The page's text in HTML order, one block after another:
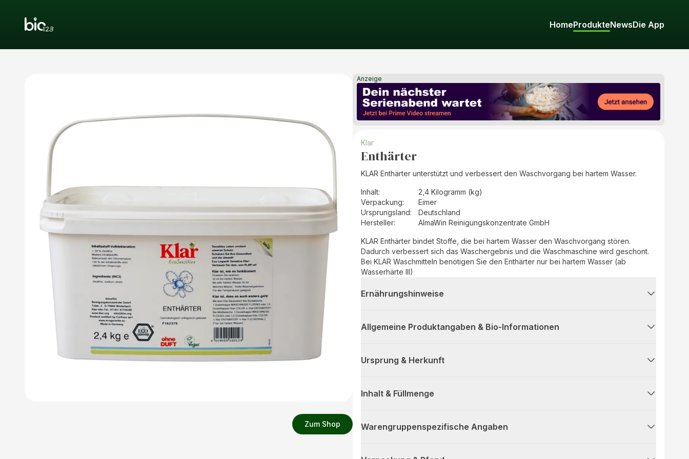
HomeProdukteNewsDie App
Zum Shop
Anzeige
Klar
Enthärter
KLAR Enthärter unterstützt und verbessert den Waschvorgang bei hartem Wasser.
Inhalt:
2,4 Kilogramm (kg)
Verpackung:
Eimer
Ursprungsland:
Deutschland
Hersteller: AlmaWin Reinigungskonzentrate GmbH
KLAR Enthärter bindet Stoffe, die bei hartem Wasser den Waschvorgang stören.
Dadurch verbessert sich das Waschergebnis und die Waschmaschine wird geschont.
Bei KLAR Waschmitteln benötigen Sie den Enthärter nur bei hartem Wasser (ab
Wasserhärte III)
Ernährungshinweise
Allgemeine Produktangaben & Bio-Informationen
Ursprung & Herkunft
Inhalt & Füllmenge
Warengruppenspezifische Angaben